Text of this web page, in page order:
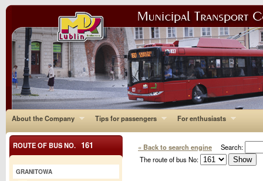
About the Company Tips for passengers For enthusiasts
« Back to search engine Search:
The route of bus No:
ROUTE OF BUS NO. 161
GRANITOWA